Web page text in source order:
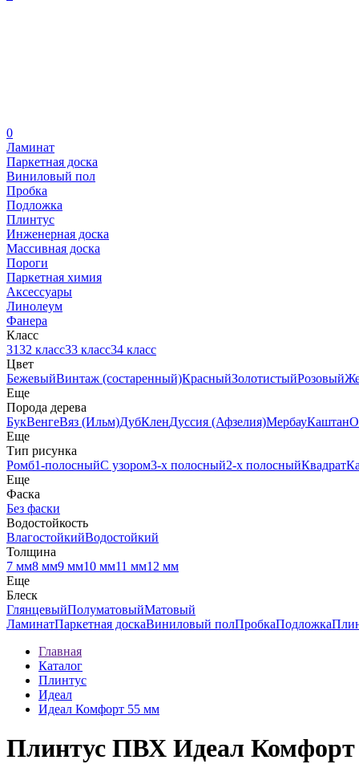
0
Ламинат
Паркетная доска
Виниловый пол
Пробка
Подложка
Плинтус
Инженерная доска
Массивная доска
Пороги
Паркетная химия
Аксессуары
Линолеум
Фанера
Класс
3132 класс33 класс34 класс
Цвет
БежевыйВинтаж (состаренный)КрасныйЗолотистыйРозовый
Еще
Порода дерева
БукВенгеВяз (Ильм)ДубКленДуссия (Афзелия)МербауКаштан
Еще
Тип рисунка
Ромб1-полосныйС узором3-х полосный2-х полосныйКвадрат
Еще
Фаска
Без фаски
Водостойкость
ВлагостойкийВодостойкий
Толщина
7 мм8 мм9 мм10 мм11 мм12 мм
Еще
Блеск
ГлянцевыйПолуматовыйМатовый
ЛаминатПаркетная доскаВиниловый полПробкаПодложка
Главная
Каталог
Плинтус
Идеал
Идеал Комфорт 55 мм
Плинтус ПВХ Идеал Комфорт